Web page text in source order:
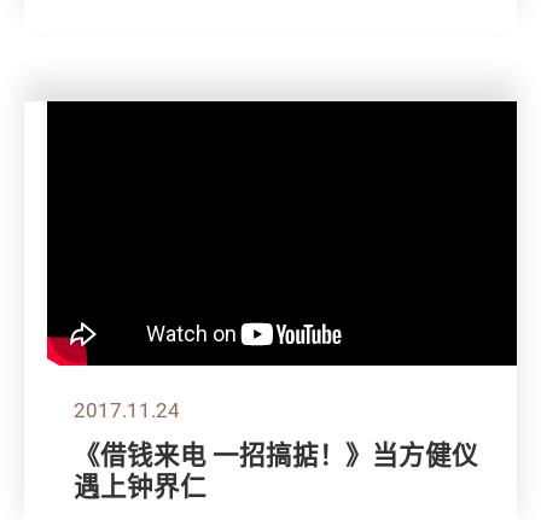
2017.11.24
《借钱来电 一招搞掂！》当方健仪
遇上钟界仁